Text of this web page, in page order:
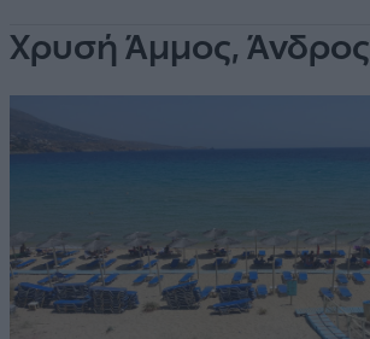
Χρυσή Άμμος, Άνδρος